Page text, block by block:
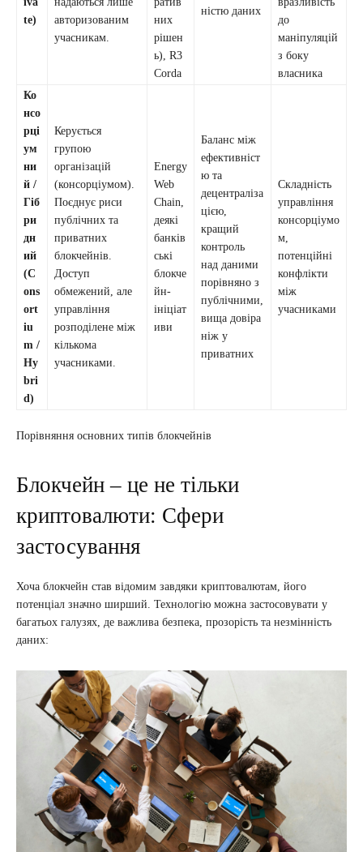
te)
авторизованим
учасникам.
них
рішен
ь), R3
Corda
ністю даних
до
маніпуляцій
з боку
власника
Ко
нсо
рці
ум
ни
й /
Гіб
ри
дн
ий
(C
ons
ort
iu
m /
Hy
bri
d)
Керується
групою
організацій
(консорціумом).
Поєднує риси
публічних та
приватних
блокчейнів.
Доступ
обмежений, але
управління
розподілене між
кількома
учасниками.
Energy
Web
Chain,
деякі
банків
ські
блокче
йн-
ініціат
иви
Баланс між
ефективніст
ю та
децентраліза
цією,
кращий
контроль
над даними
порівняно з
публічними,
вища довіра
ніж у
приватних
Складність
управління
консорціумо
м,
потенційні
конфлікти
між
учасниками
Порівняння основних типів блокчейнів
Блокчейн – це не тільки
криптовалюти: Сфери
застосування
Хоча блокчейн став відомим завдяки криптовалютам, його
потенціал значно ширший. Технологію можна застосовувати у
багатьох галузях, де важлива безпека, прозорість та незмінність
даних: